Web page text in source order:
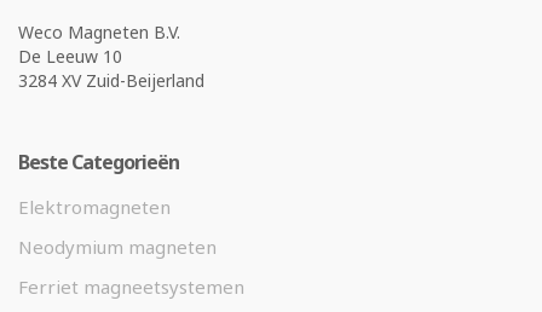
Weco Magneten B.V.
De Leeuw 10
3284 XV Zuid-Beijerland
Beste Categorieën
Elektromagneten
Neodymium magneten
Ferriet magneetsystemen